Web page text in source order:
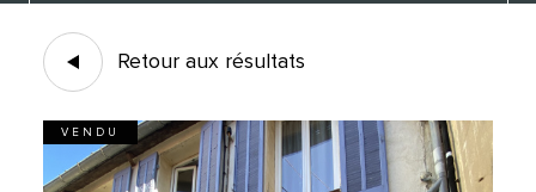
Retour aux résultats
VENDU